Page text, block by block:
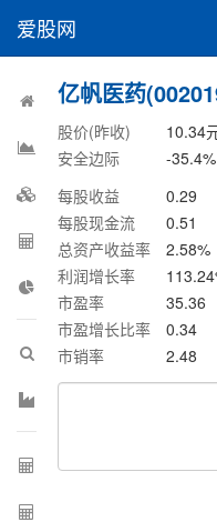
爱股网
亿帆医药
股价(昨收) 10.34
安全边际
-35.4%
每股收益
0.29
每股现金流
0.51
总资产收益率
2.58%
利润增长率
113.24
市盈率
35.36
市盈增长比率
0.34
市销率
2.48